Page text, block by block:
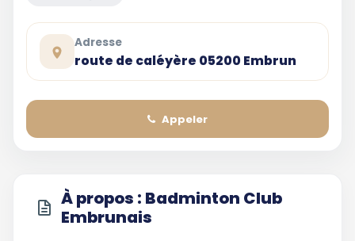
Adresse
route de caléyère 05200 Embrun
Appeler
À propos : Badminton Club
Embrunais